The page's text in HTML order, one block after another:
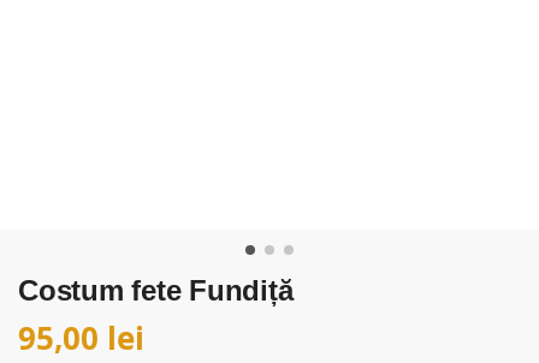
Costum fete Fundiță
95,00 lei